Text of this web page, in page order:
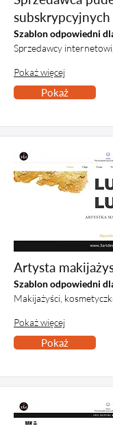
subskrypcyjnych
Szablon odpowiedni
Sprzedawcy internetowi,
Pokaż więcej
Pokaż
Artysta
Szablon odpowiedni
Makijażyści,
Pokaż więcej
Pokaż